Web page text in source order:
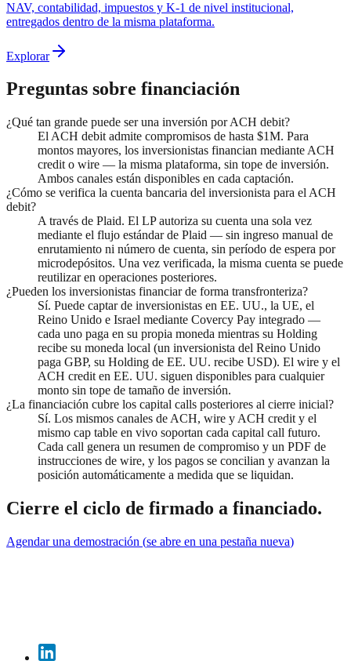
NAV, contabilidad, impuestos y K-1 de nivel institucional,
entregados dentro de la misma plataforma.
Explorar
Preguntas sobre financiación
¿Qué tan grande puede ser una inversión por ACH debit?
El ACH debit admite compromisos de hasta $1M. Para
montos mayores, los inversionistas financian mediante ACH
credit o wire — la misma plataforma, sin tope de inversión.
Ambos canales están disponibles en cada captación.
¿Cómo se verifica la cuenta bancaria del inversionista para el ACH
debit?
A través de Plaid. El LP autoriza su cuenta una sola vez
mediante el flujo estándar de Plaid — sin ingreso manual de
enrutamiento ni número de cuenta, sin período de espera por
microdepósitos. Una vez verificada, la misma cuenta se puede
reutilizar en operaciones posteriores.
¿Pueden los inversionistas financiar de forma transfronteriza?
Sí. Puede captar de inversionistas en EE. UU., la UE, el
Reino Unido e Israel mediante Covercy Pay integrado —
cada uno paga en su propia moneda mientras su Holding
recibe su moneda local (un inversionista del Reino Unido
paga GBP, su Holding de EE. UU. recibe USD). El wire y el
ACH credit en EE. UU. siguen disponibles para cualquier
monto sin tope de tamaño de inversión.
¿La financiación cubre los capital calls posteriores al cierre inicial?
Sí. Los mismos canales de ACH, wire y ACH credit y el
mismo cap table en vivo soportan cada capital call futuro.
Cada call genera un resumen de compromiso y un PDF de
instrucciones de wire, y los pagos se concilian y avanzan la
posición automáticamente a medida que se liquidan.
Cierre el ciclo de firmado a financiado.
Agendar una demostración (se abre en una pestaña nueva)